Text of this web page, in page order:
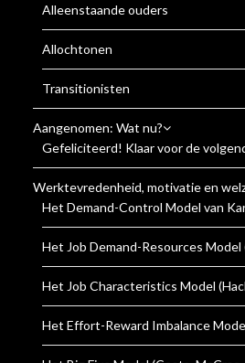
Alleenstaande ouders
Allochtonen
Transitionisten
Aangenomen: Wat nu?
Gefeliciteerd! Klaar voor de
Werktevredenheid, motivatie en
Het Demand-Control Model van
Het Job Demand-Resources Model
Het Job Characteristics Model
Het Effort-Reward Imbalance